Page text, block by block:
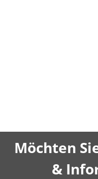
Möchten
&